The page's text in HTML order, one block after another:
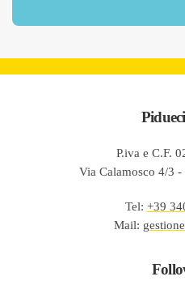
P.iva e C.F.
Via Calamosco 4/3
Tel: +39
Mail: